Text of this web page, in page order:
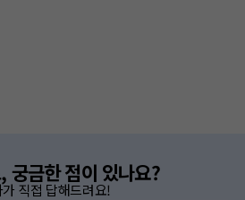
궁금한 점이 있나요?
직접 답해드려요!